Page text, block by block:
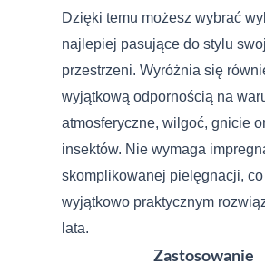
Dzięki temu możesz wybrać
najlepiej pasujące do stylu
przestrzeni. Wyróżnia się
wyjątkową odpornością na
atmosferyczne, wilgoć, gnicie
insektów. Nie wymaga
skomplikowanej pielęgnacji,
wyjątkowo praktycznym
lata.
Zastosowanie